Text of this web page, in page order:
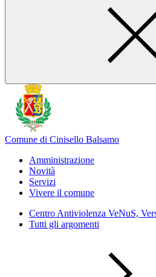
Comune di Cinisello Balsamo
Amministrazione
Novità
Servizi
Vivere il comune
Centro Antiviolenza VeNuS,
Tutti gli argomenti